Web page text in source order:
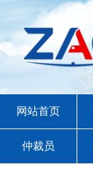
网站首页
仲裁员